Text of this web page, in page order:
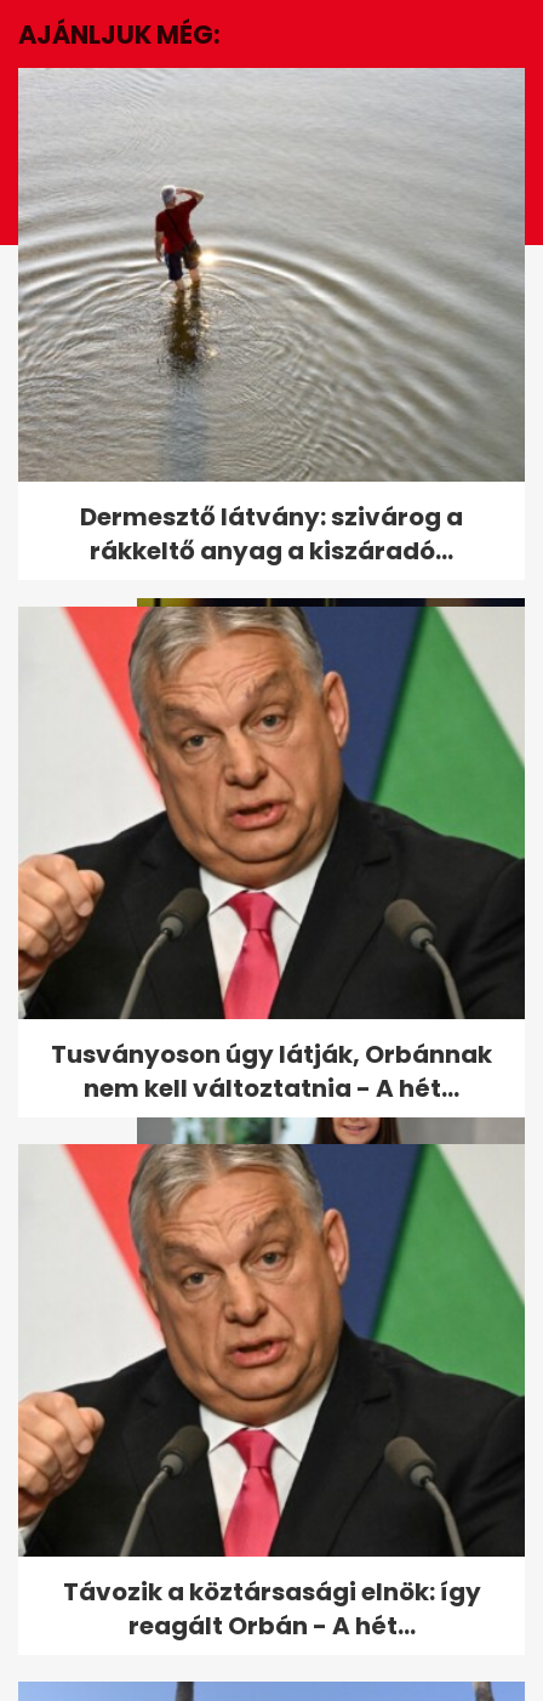
EZ IS ÉRDEKELHET
Puskás-Dallos Peti megszólalt
a Kaszás Attilára emlékező...
Liptai Claudia kórházba került
Geszler Dorottya lánya férjhez
ment: itt vannak az első fotók
AJÁNLJUK MÉG:
Dermesztő látvány: szivárog a
rákkeltő anyag a kiszáradó...
Tusványoson úgy látják, Orbánnak
nem kell változtatnia - A hét...
Távozik a köztársasági elnök: így
reagált Orbán - A hét...